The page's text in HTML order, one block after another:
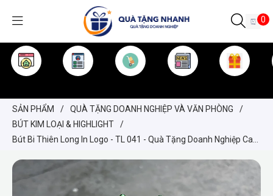
0
SẢN PHẨM / QUÀ TẶNG DOANH NGHIỆP VÀ VĂN PHÒNG
/
BÚT KIM LOẠI & HIGHLIGHT
/
Bút Bi Thiên Long In Logo - TL 041 - Quà Tặng Doanh Nghiệp Cao